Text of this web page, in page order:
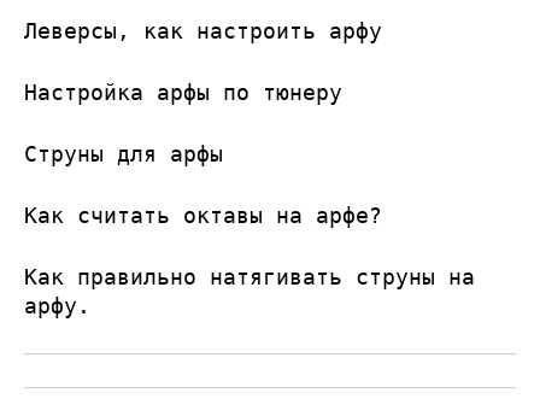
Леверсы, как настроить арфу
Настройка арфы по тюнеру
Струны для арфы
Как считать октавы на арфе?
Как правильно натягивать струны на
арфу.